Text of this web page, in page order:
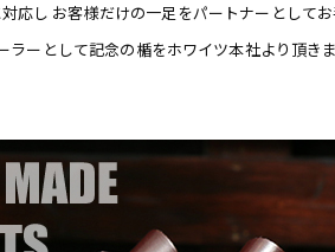
応し お客様だけの一足をパートナーとして
ーとして記念の楯をホワイツ本社より頂きま